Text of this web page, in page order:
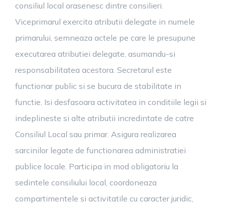
consiliul local orasenesc dintre consilieri.
Viceprimarul exercita atributii delegate in numele
primarului, semneaza actele pe care le presupune
executarea atributiei delegate, asumandu-si
responsabilitatea acestora. Secretarul este
functionar public si se bucura de stabilitate in
functie. Isi desfasoara activitatea in conditiile legii si
indeplineste si alte atributii incredintate de catre
Consiliul Local sau primar. Asigura realizarea
sarcinilor legate de functionarea administratiei
publice locale. Participa in mod obligatoriu la
sedintele consiliului local, coordoneaza
compartimentele si activitatile cu caracter juridic,